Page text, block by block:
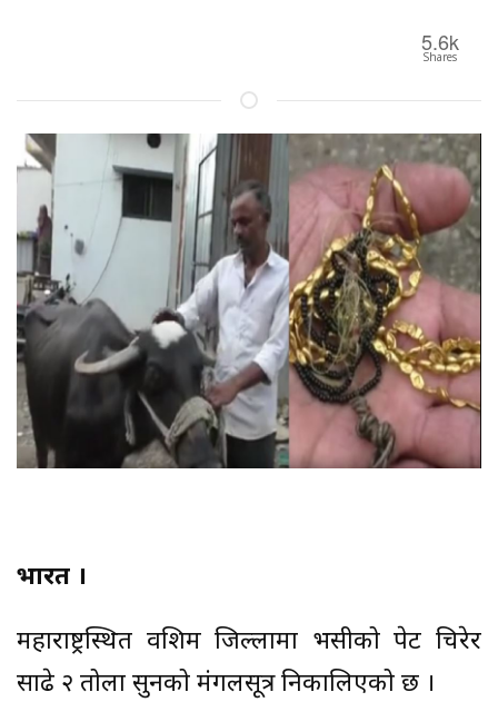
5.6k
Shares
भारत ।
महाराष्ट्रस्थित वशिम जिल्लामा भैँसीको पेट चिरेर
साढे २ तोला सुनको मंगलसूत्र निकालिएको छ ।